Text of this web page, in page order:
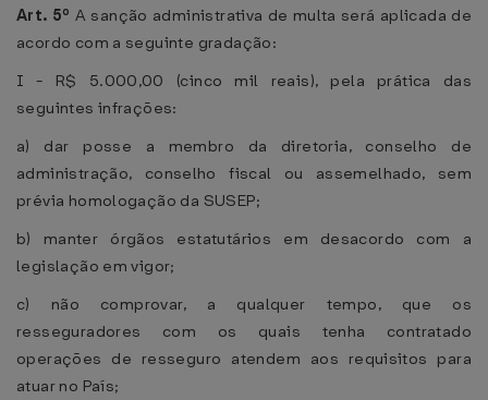
Art. 5º A sanção administrativa de multa será aplicada de
acordo com a seguinte gradação:
I - R$ 5.000,00 (cinco mil reais), pela prática das
seguintes infrações:
a) dar posse a membro da diretoria, conselho de
administração, conselho fiscal ou assemelhado, sem
prévia homologação da SUSEP;
b) manter órgãos estatutários em desacordo com a
legislação em vigor;
c) não comprovar, a qualquer tempo, que os
resseguradores com os quais tenha contratado
operações de resseguro atendem aos requisitos para
atuar no País;